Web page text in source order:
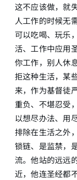
这不应该做，就
人工作的时候无
可以吃喝、玩乐
活、工作中应用
你工作，别人休
拒这种生活，某
来，作为基督徒
重负、不堪忍受
以想尽办法、用
排除在生活之外
锁链、是监禁，
流。他站的远远
近，他连圣经都